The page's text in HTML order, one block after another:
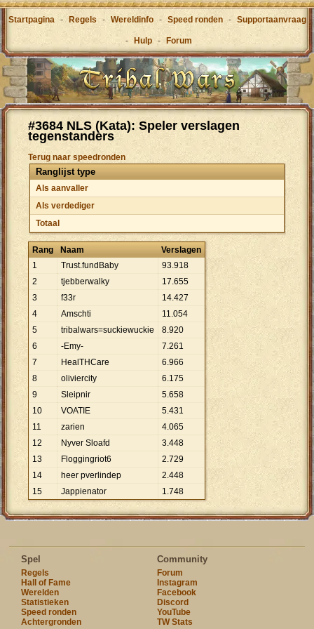
Startpagina - Regels - Wereldinfo - Speed ronden - Supportaanvraag
- Hulp - Forum
#3684 NLS (Kata): Speler verslagen
tegenstanders
Terug naar speedronden
Ranglijst type
Als aanvaller
Als verdediger
Totaal
Rang Naam
Verslagen
1
Trust.fundBaby 93.918
2
tjebberwalky 17.655
3
f33r 14.427
4
Amschti 11.054
5
tribalwars=suckiewuckie 8.920
6
-Emy- 7.261
7
HealTHCare 6.966
8
oliviercity 6.175
9
Sleipnir 5.658
10
VOATIE 5.431
11
zarien 4.065
12
Nyver Sloafd 3.448
13
Floggingriot6 2.729
14
heer pverlindep 2.448
15
Jappienator 1.748
Spel
Regels
Hall of Fame
Werelden
Statistieken
Speed ronden
Achtergronden
Community
Forum
Instagram
Facebook
Discord
YouTube
TW Stats